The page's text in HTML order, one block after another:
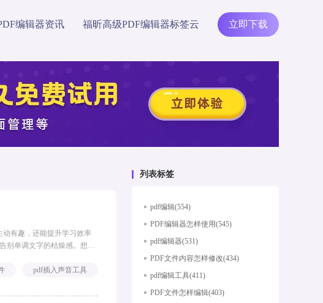
编辑器资讯 福昕高级PDF编辑器标签云 立即下载
动有趣，还能提升学习效率
别单调文字的枯燥感。想象
pdf插入声音工具
列表标签
pdf编辑(554)
PDF编辑器怎样使用(545)
pdf编辑器(531)
PDF文件内容怎样修改(434)
pdf编辑工具(411)
PDF文件怎样编辑(403)